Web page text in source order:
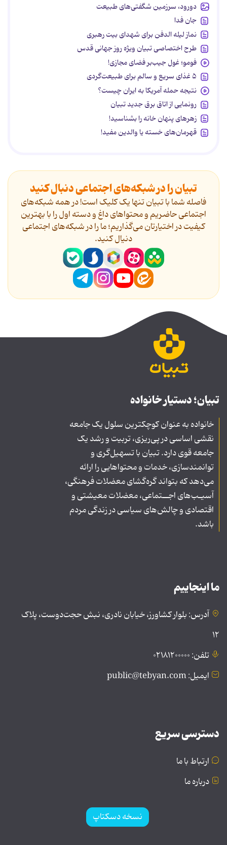
دورود، سرزمین شگفتی‌های طبیعت
جان فدا
نماز لیله الدفن برای شهدای بیت رهبری
طرح اختصاصی تبیان ویژه روز جهانی قدس
فومو؛ غول جیب‌بر فضای مجازی!
۵ غذای سریع و سالم برای طبیعت‌گردی
نتیجه حمله آمریکا به ایران چیست؟
رونمایی از اتاق برق جدید تبیان
زهرهای پنهان خانه را بشناسید!
قهرمان‌های خسته یا والدین مفید!
تبیان را در شبکه‌های اجتماعی دنبال کنید
فاصله شما با تبیان تنها یک کلیک است! در همه شبکه‌های
اجتماعی حاضریم و محتواهای داغ و دسته اول را با بهترین
کیفیت در اختیارتان می‌گذاریم؛ ما را در شبکه‌های اجتماعی
دنیال کنید.
تبیان؛ دستیار خانواده
خانواده به عنوان کوچکترین سلول یک جامعه
نقشی اساسی در پی‌ریزی، تربیت و رشد یک
جامعه قوی دارد. تبیان با تسهیل‌گری و
توانمندسازی، خدمات و محتواهایی را ارائه
می‌دهد که بتواند گره‌گشای معضلات فرهنگی،
آسیـب‌های اجــتماعی، معضلات معیشتی و
اقتصادی و چالش‌های سیاسی در زندگی مردم
باشد.
ما اینجاییم
آدرس: بلوار کشاورز، خیابان نادری، نبش حجت‌دوست، پلاک
۱۲
تلفن: ۰۲۱۸۱۲۰۰۰۰۰
ایمیل: public@tebyan.com
دسترسی سریع
ارتباط با ما
درباره ما
نسخه دسکتاپ